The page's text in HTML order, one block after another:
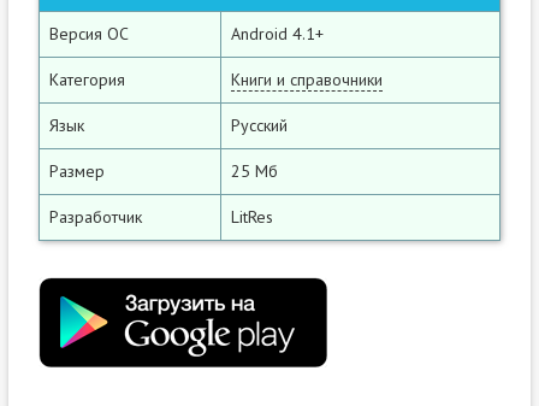
Версия ОС Android 4.1+
Категория Книги и справочники
Язык Русский
Размер 25 Мб
Разработчик LitRes